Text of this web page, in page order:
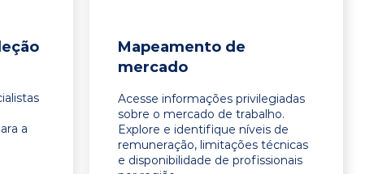
a
Mapeamento de
mercado
Acesse informações privilegiadas
sobre o mercado de trabalho.
Explore e identifique níveis de
remuneração, limitações técnicas
e disponibilidade de profissionais